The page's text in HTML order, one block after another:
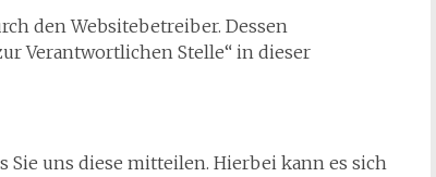
den Websitebetreiber. Dessen
Verantwortlichen Stelle“ in dieser
Sie uns diese mitteilen. Hierbei kann es sich